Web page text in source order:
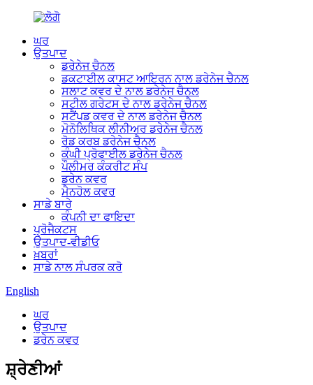
ਘਰ
ਉਤਪਾਦ
ਡਰੇਨੇਜ ਚੈਨਲ
ਡਕਟਾਈਲ ਕਾਸਟ ਆਇਰਨ ਨਾਲ ਡਰੇਨੇਜ ਚੈਨਲ
ਸਲਾਟ ਕਵਰ ਦੇ ਨਾਲ ਡਰੇਨੇਜ ਚੈਨਲ
ਸਟੀਲ ਗਰੇਟਸ ਦੇ ਨਾਲ ਡਰੇਨੇਜ ਚੈਨਲ
ਸਟੈਂਪਡ ਕਵਰ ਦੇ ਨਾਲ ਡਰੇਨੇਜ ਚੈਨਲ
ਮੋਨੋਲਿਥਿਕ ਲੀਨੀਅਰ ਡਰੇਨੇਜ ਚੈਨਲ
ਰੋਡ ਕਰਬ ਡਰੇਨੇਜ ਚੈਨਲ
ਕੰਘੀ ਪ੍ਰੋਫਾਈਲ ਡਰੇਨੇਜ ਚੈਨਲ
ਪੌਲੀਮਰ ਕੰਕਰੀਟ ਸੰਪ
ਡਰੇਨ ਕਵਰ
ਮੈਨਹੋਲ ਕਵਰ
ਸਾਡੇ ਬਾਰੇ
ਕੰਪਨੀ ਦਾ ਫਾਇਦਾ
ਪ੍ਰੋਜੈਕਟਸ
ਉਤਪਾਦ-ਵੀਡੀਓ
ਖ਼ਬਰਾਂ
ਸਾਡੇ ਨਾਲ ਸੰਪਰਕ ਕਰੋ
English
ਘਰ
ਉਤਪਾਦ
ਡਰੇਨ ਕਵਰ
ਸ਼੍ਰੇਣੀਆਂ